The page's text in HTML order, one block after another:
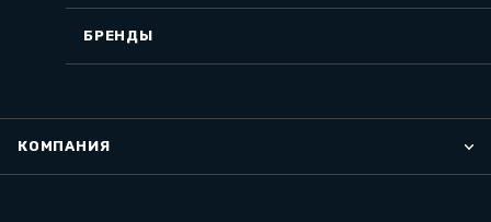
БРЕНДЫ
КОМПАНИЯ